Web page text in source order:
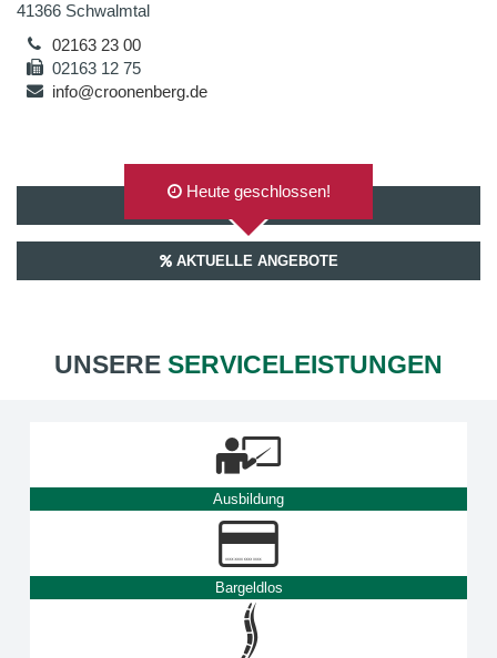
41366 Schwalmtal
02163 23 00
02163 12 75
info@croonenberg.de
AUF GOOGLEMAPS ANZEIGEN
Heute geschlossen!
AKTUELLE ANGEBOTE
UNSERE SERVICELEISTUNGEN
Ausbildung
Bargeldlos